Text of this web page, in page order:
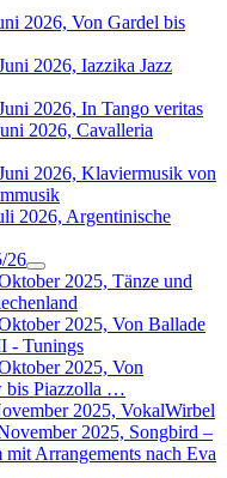
2026, Von Gardel bis
2026, Iazzika Jazz
2026, In Tango veritas
2026, Cavalleria
2026, Klaviermusik von
2026, Argentinische
26
2025, Tänze und
2025, Von Ballade
- Tunings
2025, Von
bis Piazzolla …
2025, VokalWirbel
2025, Songbird –
Arrangements nach Eva